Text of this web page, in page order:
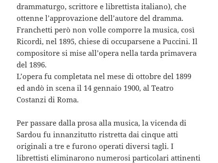
drammaturgo, scrittore e librettista italiano), che
ottenne l’approvazione dell’autore del dramma.
Franchetti però non volle comporre la musica, così
Ricordi, nel 1895, chiese di occuparsene a Puccini. Il
compositore si mise all’opera nella tarda primavera
del 1896.
L’opera fu completata nel mese di ottobre del 1899
ed andò in scena il 14 gennaio 1900, al Teatro
Costanzi di Roma.
Per passare dalla prosa alla musica, la vicenda di
Sardou fu innanzitutto ristretta dai cinque atti
originali a tre e furono operati diversi tagli. I
librettisti eliminarono numerosi particolari attinenti